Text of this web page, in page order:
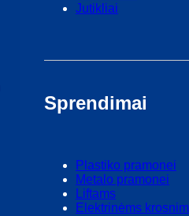
Jutikliai
Sprendimai
Plastiko pramonei
Metalo pramonei
Liftams
Elektrinėms